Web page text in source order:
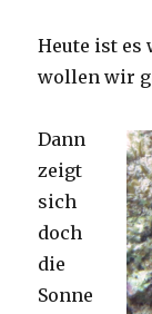
Heute ist
wollen wir
Dann
zeigt
sich
doch
die
Sonne